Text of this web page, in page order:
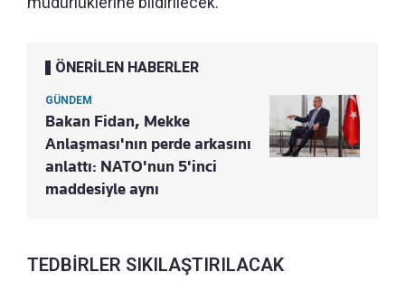
ÖNERİLEN HABERLER
GÜNDEM
Bakan Fidan, Mekke
Anlaşması'nın perde arkasını
anlattı: NATO'nun 5'inci
maddesiyle aynı
TEDBİRLER SIKILAŞTIRILACAK